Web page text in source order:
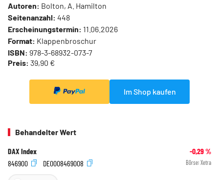
Autoren: Bolton, A. Hamilton
Seitenanzahl: 448
Erscheinungstermin: 11.06.2026
Format: Klappenbroschur
ISBN: 978-3-68932-073-7
Preis: 39,90 €
Im Shop kaufen
Behandelter Wert
DAX Index -0,29%
846900
DE0008469008 Börse: Xetra